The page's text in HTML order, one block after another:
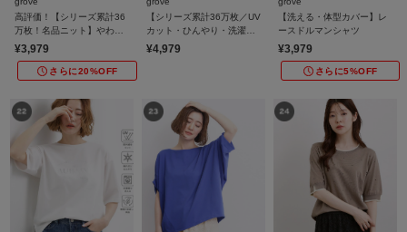
高評価！【シリーズ累計36
万枚！名品ニット】やわら
かドライタッチ スカラップ
スリーブニット
¥3,979
さらに20%OFF
【シリーズ累計36万枚／UV
カット・ひんやり・洗濯機
OK】やわらかドライタッチ
レースドッキングニット
¥4,979
【洗える・体型カバー】レ
ースドルマンシャツ
¥3,979
さらに5%OFF